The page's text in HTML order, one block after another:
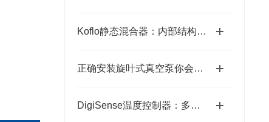
Koflo静态混合器：内部结构与混合原理深度解析
正确安装旋叶式真空泵你会吗？
DigiSense温度控制器：多类型传感器适配，满足多样温控需求